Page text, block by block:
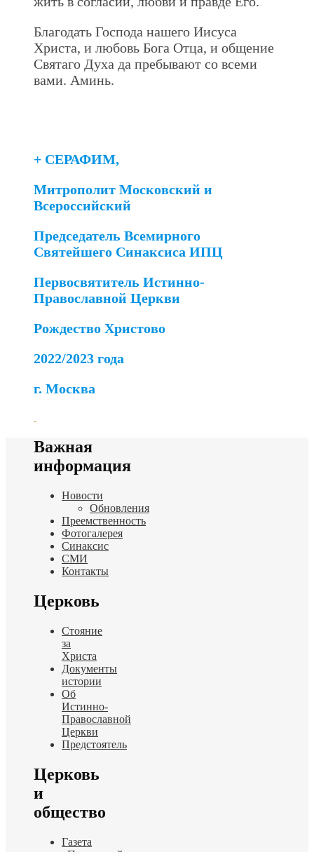
Благодать Господа нашего Иисуса
Христа, и любовь Бога Отца, и общение
Святаго Духа да пребывают со всеми
вами. Аминь.
+ СЕРАФИМ,
Митрополит Московский и
Всероссийский
Председатель Всемирного
Святейшего Синаксиса ИПЦ
Первосвятитель Истинно-
Православной Церкви
Рождество Христово
2022/2023 года
г. Москва
Важная
информация
Новости
Обновления
Преемственность
Фотогалерея
Синаксис
СМИ
Контакты
Церковь
Стояние
за
Христа
Документы
истории
Об
Истинно-
Православной
Церкви
Предстоятель
Церковь
и
общество
Газета